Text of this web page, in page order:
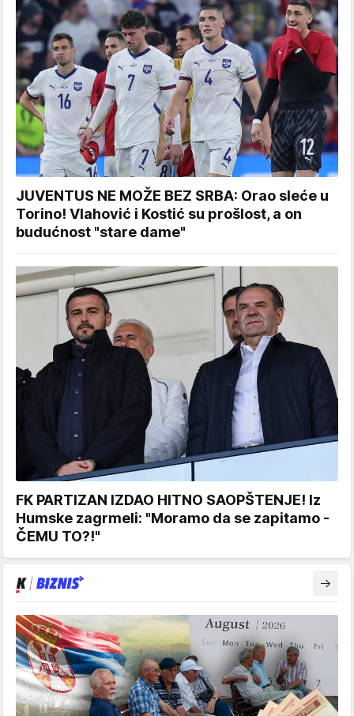
JUVENTUS NE MOŽE BEZ SRBA: Orao sleće u
Torino! Vlahović i Kostić su prošlost, a on
budućnost "stare dame"
FK PARTIZAN IZDAO HITNO SAOPŠTENJE! Iz
Humske zagrmeli: "Moramo da se zapitamo -
ČEMU TO?!"